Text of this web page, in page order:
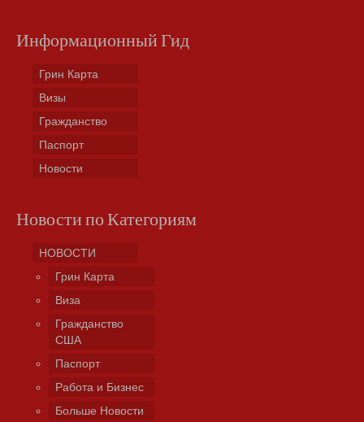
Информационный Гид
Грин Карта
Визы
Гражданство
Паспорт
Новости
Новости по Категориям
НОВОСТИ
Грин Карта
Виза
Гражданство
США
Паспорт
Работа и Бизнес
Больше Новости